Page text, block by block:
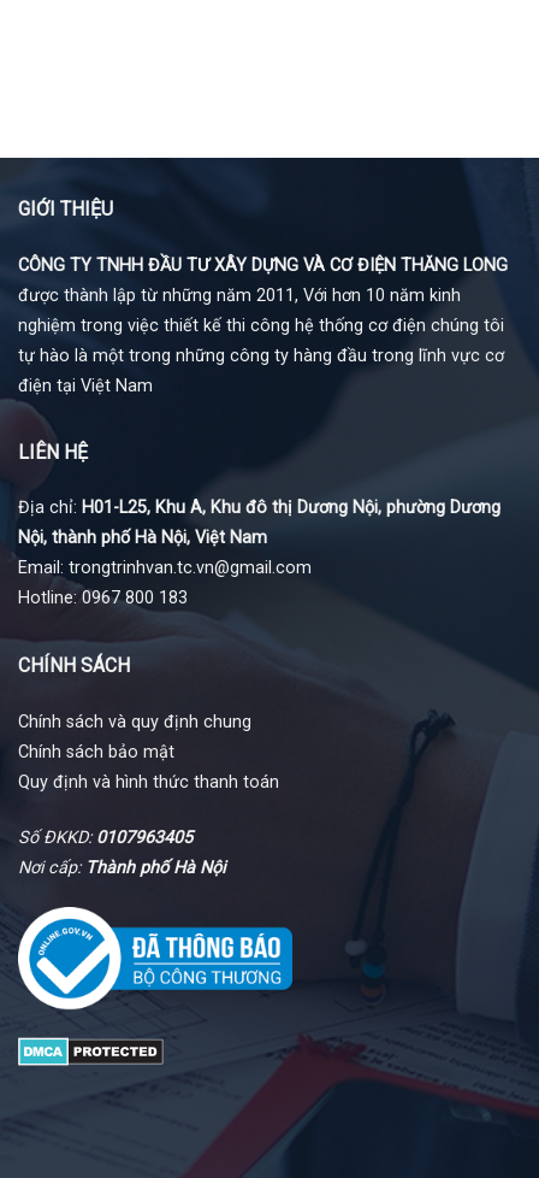
GIỚI THIỆU
CÔNG TY TNHH ĐẦU TƯ XÂY DỰNG VÀ CƠ ĐIỆN THĂNG LONG
được thành lập từ những năm 2011, Với hơn 10 năm kinh
nghiệm trong việc thiết kế thi công hệ thống cơ điện chúng tôi
tự hào là một trong những công ty hàng đầu trong lĩnh vực cơ
điện tại Việt Nam
LIÊN HỆ
Địa chỉ: H01-L25, Khu A, Khu đô thị Dương Nội, phường Dương
Nội, thành phố Hà Nội, Việt Nam
Email: trongtrinhvan.tc.vn@gmail.com
Hotline: 0967 800 183
CHÍNH SÁCH
Chính sách và quy định chung
Chính sách bảo mật
Quy định và hình thức thanh toán
Số ĐKKD:0107963405
Nơi cấp: Thành phố Hà Nội